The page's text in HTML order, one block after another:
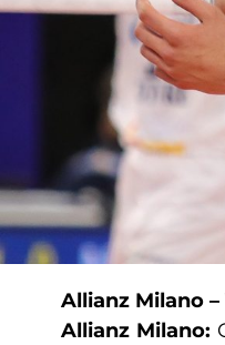
Allianz Milano
Allianz Milano: